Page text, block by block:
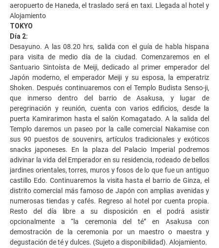
aeropuerto de Haneda, el traslado será en taxi. Llegada al hotel y
Alojamiento
TOKYO
Día 2:
Desayuno. A las 08.20 hrs, salida con el guía de habla hispana
para visita de medio día de la ciudad. Comenzaremos en el
Santuario Sintoísta de Meiji, dedicado al primer emperador del
Japón moderno, el emperador Meiji y su esposa, la emperatriz
Shoken. Después continuaremos con el Templo Budista Senso-ji,
que inmerso dentro del barrio de Asakusa, y lugar de
peregrinación y reunión, cuenta con varios edificios, desde la
puerta Kamirarimon hasta el salón Komagatado. A la salida del
Templo daremos un paseo por la calle comercial Nakamise con
sus 90 puestos de souvenirs, artículos tradicionales y exóticos
snacks japoneses. En la plaza del Palacio Imperial podremos
adivinar la vida del Emperador en su residencia, rodeado de bellos
jardines orientales, torres, muros y fosos de lo que fue un antiguo
castillo Edo. Continuaremos la visita hasta el barrio de Ginza, el
distrito comercial más famoso de Japón con amplias avenidas y
numerosas tiendas y cafés. Regreso al hotel por cuenta propia.
Resto del día libre a su disposición en el podrá asistir
opcionalmente a “la ceremonia del té” en Asakusa con
demostración de la ceremonia por un maestro o maestra y
degustación de té y dulces. (Sujeto a disponibilidad). Alojamiento.